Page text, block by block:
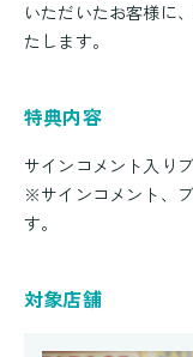
いただいたお客様に
たします。
特典内容
サインコメント入り
※サインコメント、
す。
対象店舗